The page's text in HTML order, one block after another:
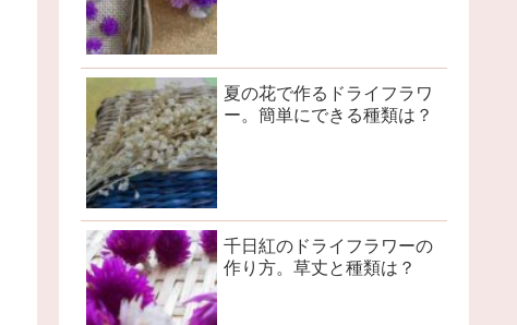
夏の花で作るドライフラワ
ー。簡単にできる種類は？
千日紅のドライフラワーの
作り方。草丈と種類は？